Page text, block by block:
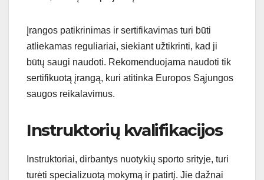
Įrangos patikrinimas ir sertifikavimas turi būti
atliekamas reguliariai, siekiant užtikrinti, kad ji
būtų saugi naudoti. Rekomenduojama naudoti tik
sertifikuotą įrangą, kuri atitinka Europos Sąjungos
saugos reikalavimus.
Instruktorių kvalifikacijos
Instruktoriai, dirbantys nuotykių sporto srityje, turi
turėti specializuotą mokymą ir patirtį. Jie dažnai